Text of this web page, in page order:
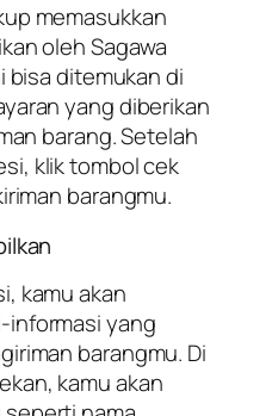
memasukkan
oleh Sagawa
bisa ditemukan di
yang diberikan
barang. Setelah
klik tombol cek
barangmu.
kamu akan
informasi yang
barangmu. Di
kamu akan